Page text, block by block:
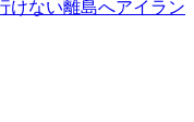
けない離島へアイラン